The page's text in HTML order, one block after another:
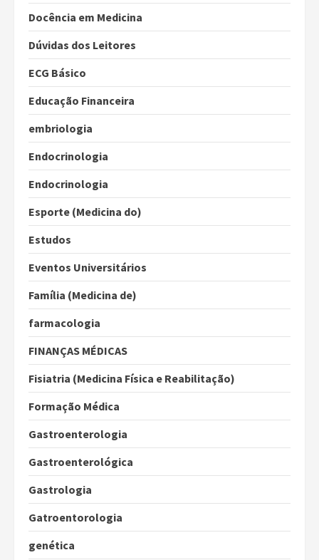
Docência em Medicina
Dúvidas dos Leitores
ECG Básico
Educação Financeira
embriologia
Endocrinologia
Endocrinologia
Esporte (Medicina do)
Estudos
Eventos Universitários
Família (Medicina de)
farmacologia
FINANÇAS MÉDICAS
Fisiatria (Medicina Física e Reabilitação)
Formação Médica
Gastroenterologia
Gastroenterológica
Gastrologia
Gatroentorologia
genética